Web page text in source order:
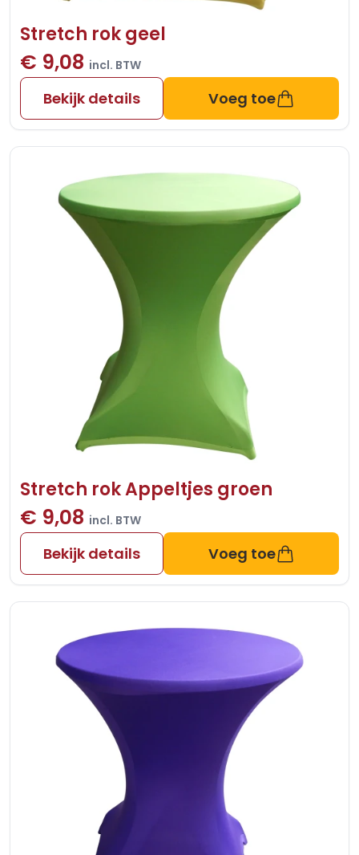
Stretch rok geel
€ 9,08 incl. BTW
Bekijk details Voeg toe
Stretch rok Appeltjes groen
€ 9,08 incl. BTW
Bekijk details Voeg toe